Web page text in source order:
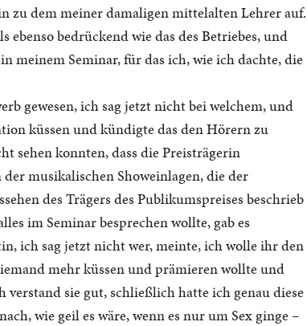
zu dem meiner damaligen mittelalten Lehrer auf.
bedrückend wie das des Betriebes, und
meinem Seminar, für das ich, wie ich dachte, die
gewesen, ich sag jetzt nicht bei welchem, und
küssen und kündigte das den Hörern zu
sehen konnten, dass die Preisträgerin
musikalischen Showeinlagen, die der
des Trägers des Publikumspreises beschrieb
im Seminar besprechen wollte, gab es
ich sag jetzt nicht wer, meinte, ich wolle ihr den
mehr küssen und prämieren wollte und
sie gut, schließlich hatte ich genau diese
wie geil es wäre, wenn es nur um Sex ginge –